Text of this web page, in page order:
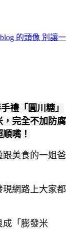
別讓一
禮「圓川糖」
完全不加防腐
嘴！
跟美食的一姐爸
現網路上大家都
「膨發米